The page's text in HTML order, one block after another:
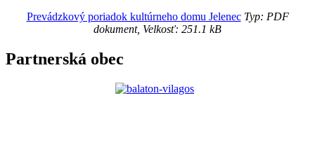
Prevádzkový poriadok kultúrneho domu JelenecTyp: PDF
dokument, Velkosť: 251.1 kB
Partnerská obec